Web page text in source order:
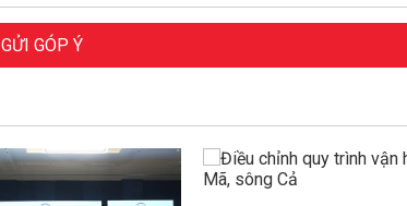
GỬI GÓP Ý